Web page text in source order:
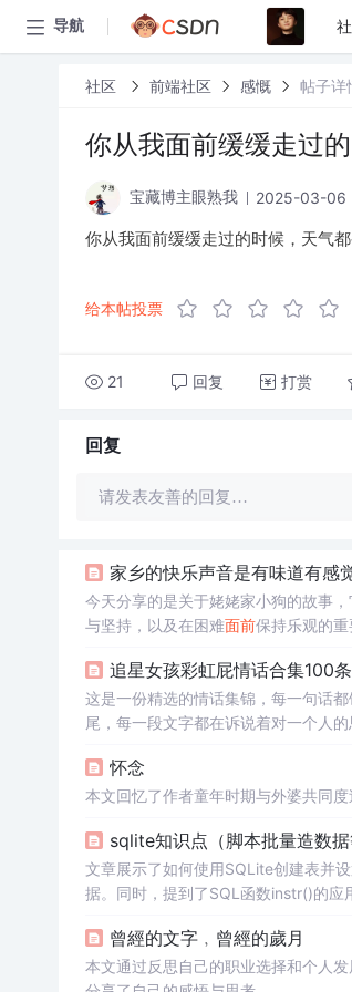
导航
社区 前端社区 感慨 帖子详
你从我面前缓缓走过
宝藏博主眼熟我 2025-03-06
你从我面前缓缓走过的时候，天气
给本帖投票
21 回复 打赏
回复
请发表友善的回复…
家乡的快乐声音是有味道有感
今天分享的是关于姥姥家小狗的故事
与坚持，以及在困难面前保持乐观的重
追星女孩彩虹屁情话合集100
这是一份精选的情话集锦，每一句话
尾，每一段文字都在诉说着对一个人的
怀念
本文回忆了作者童年时期与外婆共同
sqlite知识点（脚本批量造数据
文章展示了如何使用SQLite创建表并
据。同时，提到了SQL函数instr()的应
曾經的文字﹐曾經的歲月
本文通过反思自己的职业选择和个人